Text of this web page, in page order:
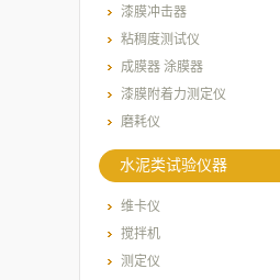
漆膜冲击器
粘稠度测试仪
成膜器 涂膜器
漆膜附着力测定仪
磨耗仪
水泥类试验仪器
维卡仪
搅拌机
测定仪